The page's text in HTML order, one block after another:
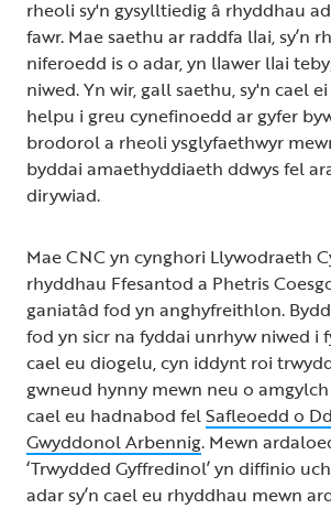
rheoli sy'n gysylltiedig â rhyddhau
fawr. Mae saethu ar raddfa llai, sy’n
niferoedd is o adar, yn llawer llai
niwed. Yn wir, gall saethu, sy'n cael
helpu i greu cynefinoedd ar gyfer
brodorol a rheoli ysglyfaethwyr
byddai amaethyddiaeth ddwys fel
dirywiad.
Mae CNC yn cynghori Llywodraeth
rhyddhau Ffesantod a Phetris
ganiatâd fod yn anghyfreithlon.
fod yn sicr na fyddai unrhyw niwed i
cael eu diogelu, cyn iddynt roi
gwneud hynny mewn neu o amgylch
cael eu hadnabod felSafleoedd o
Gwyddonol Arbennig. Mewn
‘Trwydded Gyffredinol’ yn diffinio
adar sy’n cael eu rhyddhau mewn